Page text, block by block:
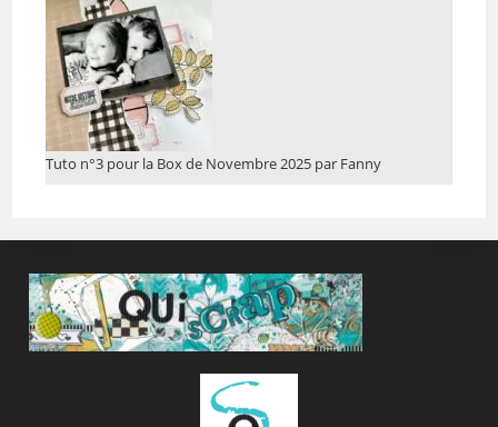
Tuto n°3 pour la Box de Novembre 2025 par Fanny